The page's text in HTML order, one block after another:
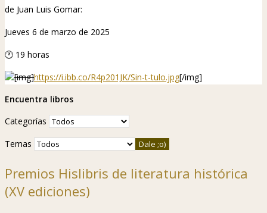
de Juan Luis Gomar:
Jueves 6 de marzo de 2025
🕐 19 horas
[img]https://i.ibb.co/R4p201JK/Sin-t-tulo.jpg[/img]
Encuentra libros
Categorías
Temas
Premios Hislibris de literatura histórica
(XV ediciones)